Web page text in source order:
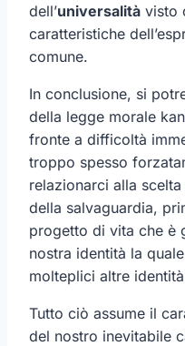
dell’universalità visto
caratteristiche
comune.
In conclusione, si
della legge morale
fronte a difficoltà
troppo spesso
relazionarci alla
della salvaguardia,
progetto di vita che è
nostra identità la
molteplici altre
Tutto ciò assume il
del nostro inevitabile